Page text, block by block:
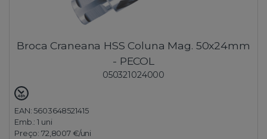
Broca Craneana HSS Coluna Mag. 50x24mm
- PECOL
050321024000
EAN: 5603648521415
Emb.:1 uni
Preço: 72,8007 €/uni